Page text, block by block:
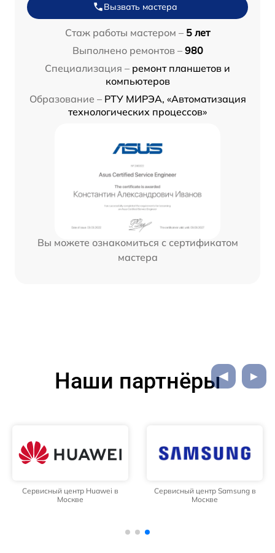
Вызвать мастера
Стаж работы мастером – 5 лет
Выполнено ремонтов – 980
Специализация – ремонт планшетов и
компьютеров
Образование – РТУ МИРЭА, «Автоматизация
технологических процессов»
Вы можете ознакомиться с сертификатом
мастера
Наши партнёры
Сервисный центр Huawei в
Москве
Сервисный центр Samsung в
Москве